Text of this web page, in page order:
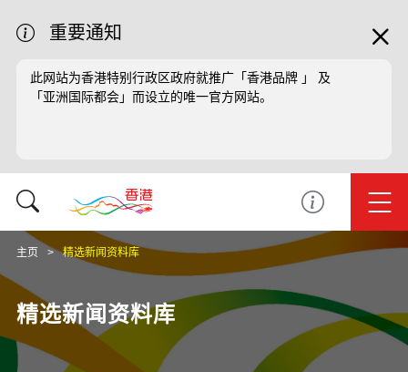
重要通知
此网站为香港特别行政区政府就推广「香港品牌 」 及
「亚洲国际都会」而设立的唯一官方网站。
主页 精选新闻资料库
精选新闻资料库